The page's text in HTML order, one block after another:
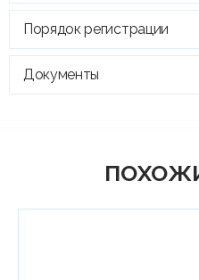
Порядок регистрации
Документы